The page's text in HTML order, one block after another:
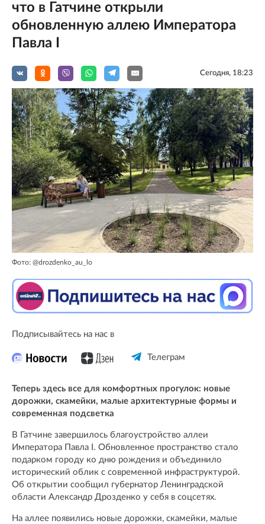
что в Гатчине открыли
обновленную аллею Императора
Павла I
Сегодня, 18:23
Фото: @drozdenko_au_lo
Подписывайтесь на нас в
Телеграм
Теперь здесь все для комфортных прогулок: новые
дорожки, скамейки, малые архитектурные формы и
современная подсветка
В Гатчине завершилось благоустройство аллеи
Императора Павла I. Обновленное пространство стало
подарком городу ко дню рождения и объединило
исторический облик с современной инфраструктурой.
Об открытии сообщил губернатор Ленинградской
области Александр Дрозденко у себя в соцсетях.
На аллее появились новые дорожки, скамейки, малые